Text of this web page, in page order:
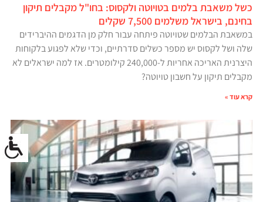
כשל משאבת בלמים בטויוטה ולקסוס: בחו"ל מקבלים תיקון
בחינם, בישראל משלמים 7,500 שקלים
במשאבת הבלמים שטויוטה פיתחה עבור חלק מן הדגמים ההיברידים
שלה ושל לקסוס יש מספר כשלים סדרתיים, וכדי שלא לפגוע בלקוחות
היצרנית האריכה אחריות ל-240,000 קילומטרים. אז למה ישראלים לא
מקבלים תיקון על חשבון טויוטה?
קרא עוד »